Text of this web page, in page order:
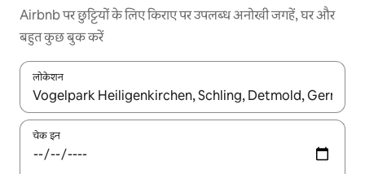
Airbnb पर छुट्टियों के लिए किराए पर उपलब्ध अनोखी जगहें, घर और
बहुत कुछ बुक करें
लोकेशन
नतीजों के उपलब्ध होने पर, अप और डाउन 'ऐरो की' का इस्तेमाल करके नेविगेट
चेक इन